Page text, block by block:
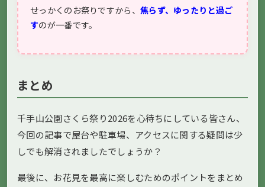
せっかくのお祭りですから、 焦らず、ゆったりと過ご
すのが一番です。
まとめ
千手山公園さくら祭り2026を心待ちにしている皆さん、
今回の記事で屋台や駐車場、アクセスに関する疑問は少
しでも解消されましたでしょうか？
最後に、お花見を最高に楽しむためのポイントをまとめ